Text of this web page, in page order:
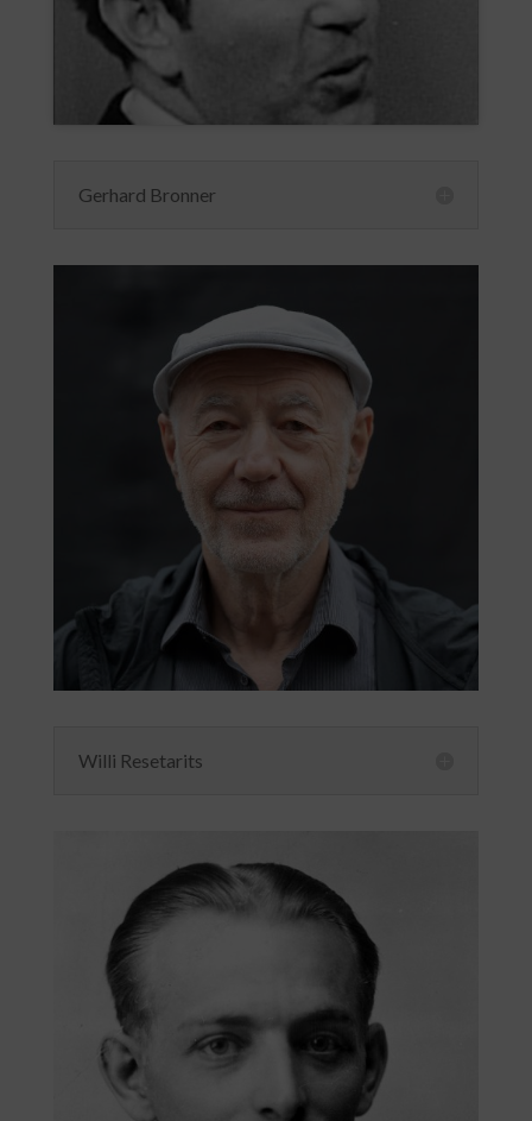
Gerhard Bronner
Willi Resetarits